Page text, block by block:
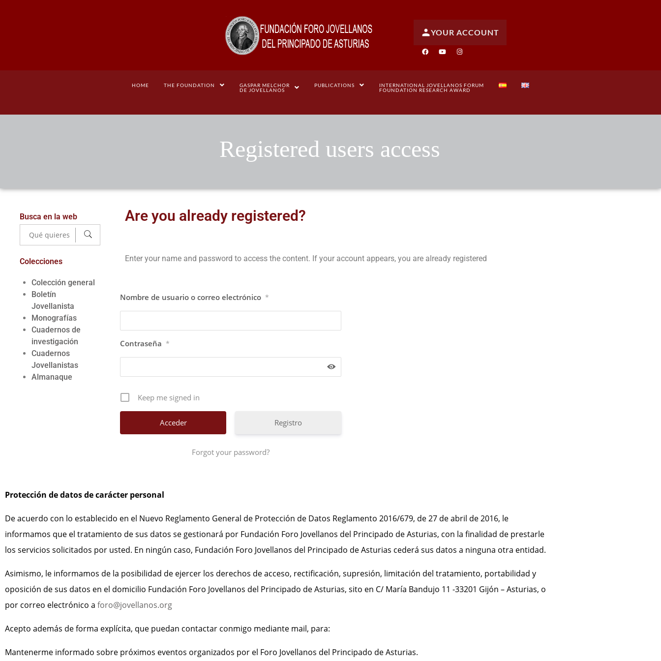
YOUR ACCOUNT
HOME THE FOUNDATION
GASPAR MELCHOR
DE JOVELLANOS
PUBLICATIONS
INTERNATIONAL JOVELLANOS FORUM
FOUNDATION RESEARCH AWARD
Registered users access
Busca en la web
Colecciones
Colección general
Boletín
Jovellanista
Monografías
Cuadernos de
investigación
Cuadernos
Jovellanistas
Almanaque
Are you already registered?​
Enter your name and password to access the content. If your account appears, you are already registered
Nombre de usuario o correo electrónico *
Contraseña *
Keep me signed in
Registro
Forgot your password?
Protección de datos de carácter personal
De acuerdo con lo establecido en el Nuevo Reglamento General de Protección de Datos Reglamento 2016/679, de 27 de abril de 2016, le
informamos que el tratamiento de sus datos se gestionará por Fundación Foro Jovellanos del Principado de Asturias, con la finalidad de prestarle
los servicios solicitados por usted. En ningún caso, Fundación Foro Jovellanos del Principado de Asturias cederá sus datos a ninguna otra entidad.
Asimismo, le informamos de la posibilidad de ejercer los derechos de acceso, rectificación, supresión, limitación del tratamiento, portabilidad y
oposición de sus datos en el domicilio Fundación Foro Jovellanos del Principado de Asturias, sito en C/ María Bandujo 11 -33201 Gijón – Asturias, o
por correo electrónico a foro@jovellanos.org
Acepto además de forma explícita, que puedan contactar conmigo mediante mail, para:
Mantenerme informado sobre próximos eventos organizados por el Foro Jovellanos del Principado de Asturias.